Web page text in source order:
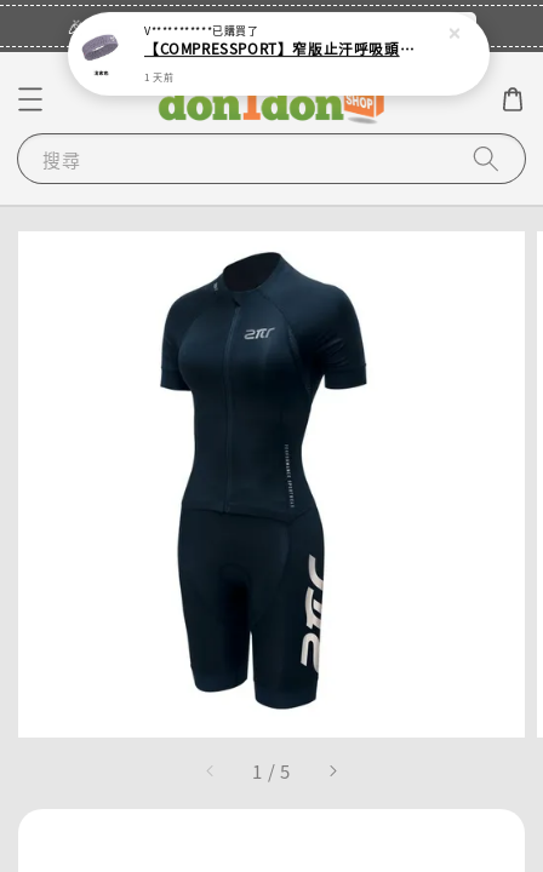
🎉登入會員・領取您的專屬折扣券！ 立即登入
搜尋
1 /5
V***********已購買了
【COMPRESSPORT】窄版止汗呼吸頭帶2.0_【零碼】
1 天前